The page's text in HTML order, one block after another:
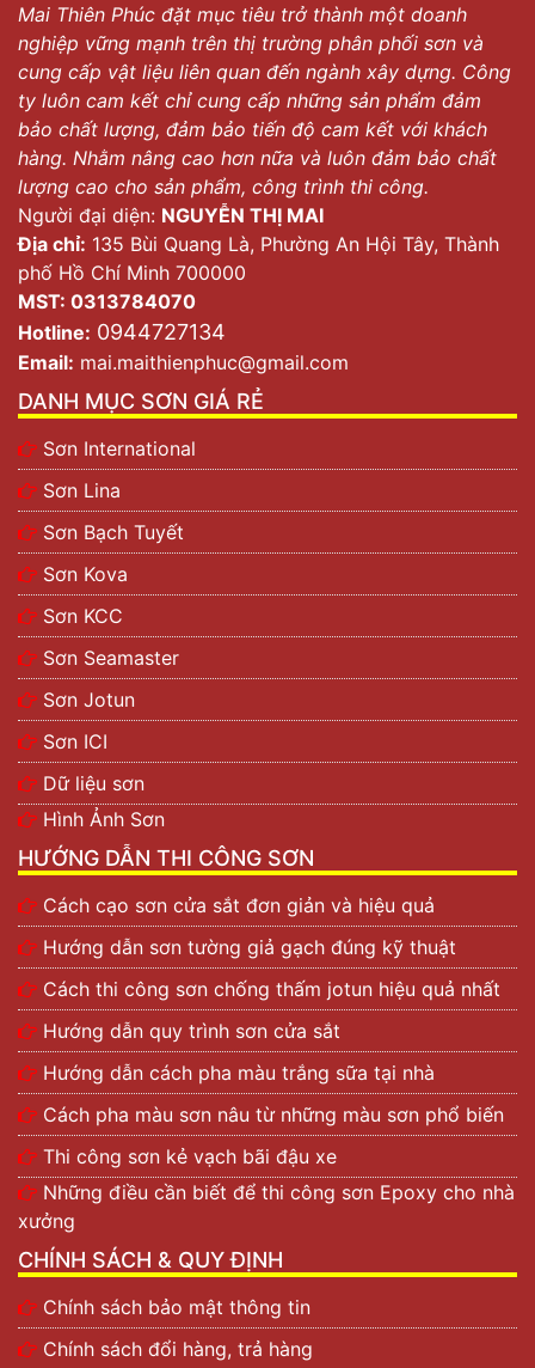
Mai Thiên Phúc đặt mục tiêu trở thành một doanh
nghiệp vững mạnh trên thị trường phân phối sơn và
cung cấp vật liệu liên quan đến ngành xây dựng. Công
ty luôn cam kết chỉ cung cấp những sản phẩm đảm
bảo chất lượng, đảm bảo tiến độ cam kết với khách
hàng. Nhằm nâng cao hơn nữa và luôn đảm bảo chất
lượng cao cho sản phẩm, công trình thi công.
Người đại diện: NGUYỄN THỊ MAI
Địa chỉ: 135 Bùi Quang Là, Phường An Hội Tây, Thành
phố Hồ Chí Minh 700000
MST: 0313784070
Hotline: 0944727134
Email: mai.maithienphuc@gmail.com
DANH MỤC SƠN GIÁ RẺ
Sơn International
Sơn Lina
Sơn Bạch Tuyết
Sơn Kova
Sơn KCC
Sơn Seamaster
Sơn Jotun
Sơn ICI
Dữ liệu sơn
Hình Ảnh Sơn
HƯỚNG DẪN THI CÔNG SƠN
Cách cạo sơn cửa sắt đơn giản và hiệu quả
Hướng dẫn sơn tường giả gạch đúng kỹ thuật
Cách thi công sơn chống thấm jotun hiệu quả nhất
Hướng dẫn quy trình sơn cửa sắt
Hướng dẫn cách pha màu trắng sữa tại nhà
Cách pha màu sơn nâu từ những màu sơn phổ biến
Thi công sơn kẻ vạch bãi đậu xe
Những điều cần biết để thi công sơn Epoxy cho nhà
xưởng
CHÍNH SÁCH & QUY ĐỊNH
Chính sách bảo mật thông tin
Chính sách đổi hàng, trả hàng